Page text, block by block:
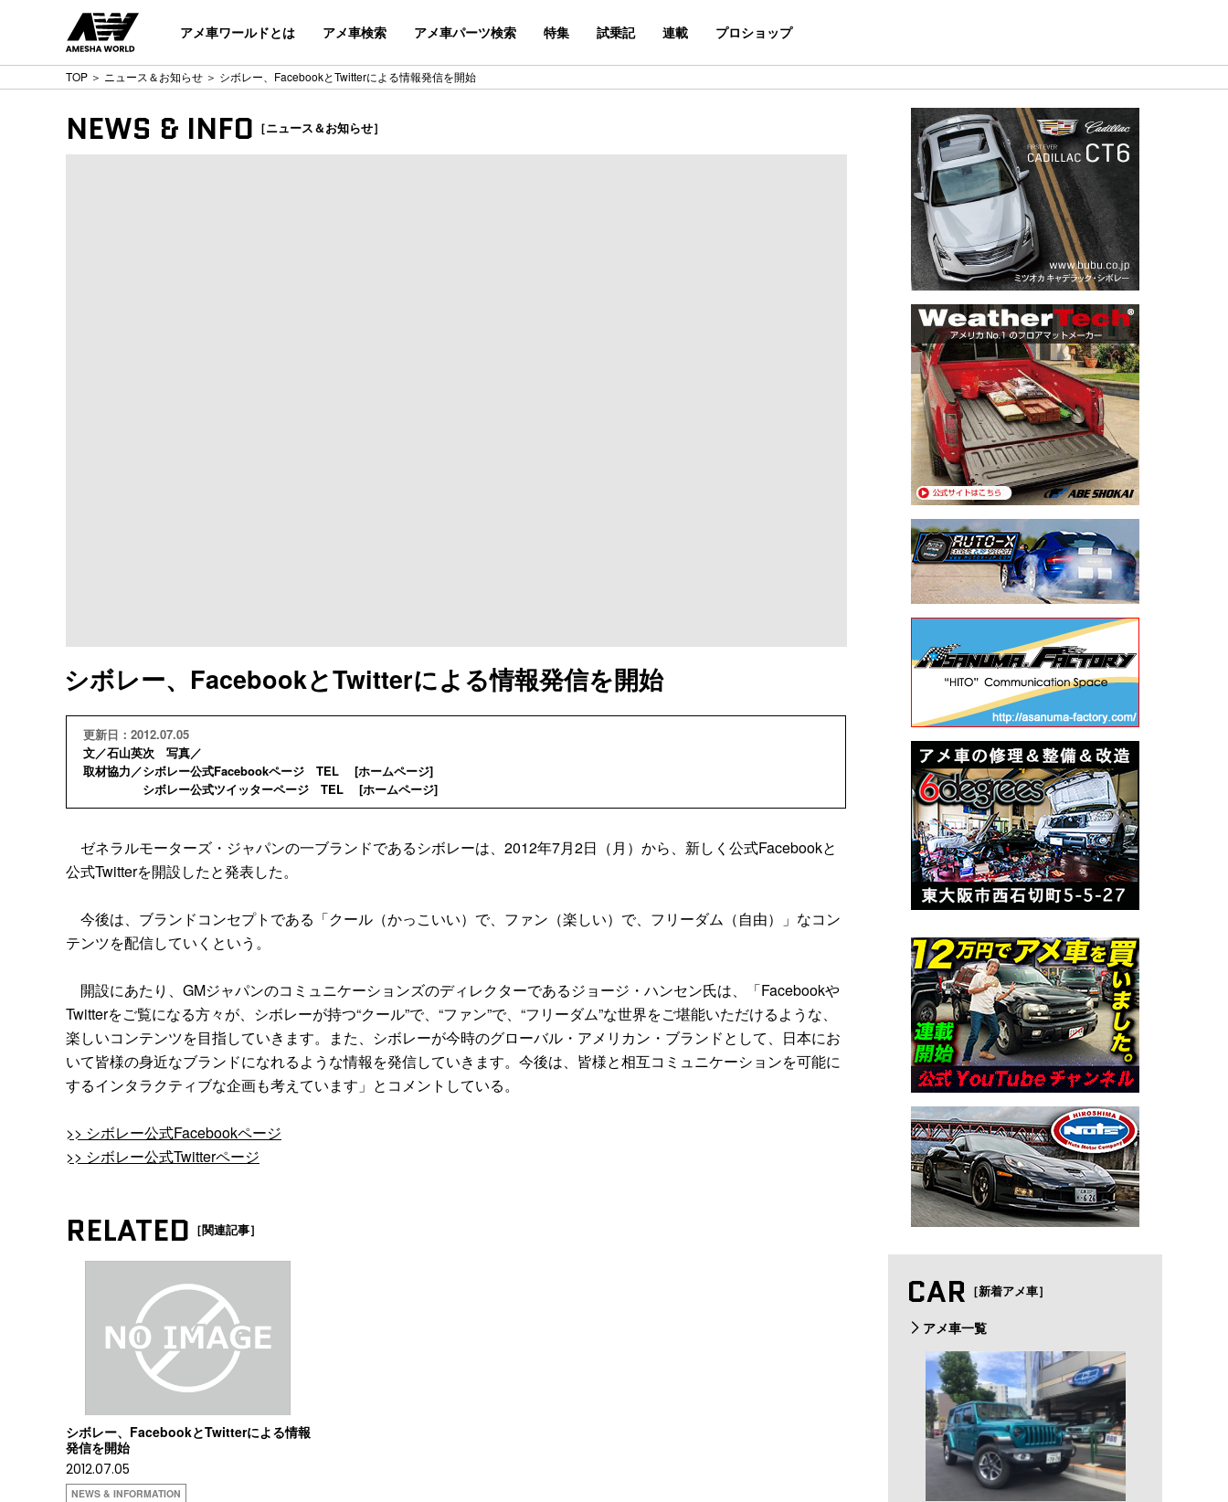
アメ車ワールドとは アメ車検索 アメ車パーツ検索 特集 試乗記 連載 プロショップ
TOP ＞ ニュース＆お知らせ ＞ シボレー、FacebookとTwitterによる情報発信を開始
NEWS & INFO ［ニュース＆お知らせ］
シボレー、FacebookとTwitterによる情報発信を開始
更新日：2012.07.05
文／石山英次 写真／
取材協力／シボレー公式Facebookページ TEL [ホームページ]
シボレー公式ツイッターページ TEL [ホームページ]
ゼネラルモーターズ・ジャパンの一ブランドであるシボレーは、2012年7月2日（月）から、新しく公式Facebookと
公式Twitterを開設したと発表した。
今後は、ブランドコンセプトである「クール（かっこいい）で、ファン（楽しい）で、フリーダム（自由）」なコン
テンツを配信していくという。
開設にあたり、GMジャパンのコミュニケーションズのディレクターであるジョージ・ハンセン氏は、「Facebookや
Twitterをご覧になる方々が、シボレーが持つ“クール”で、“ファン”で、“フリーダム”な世界をご堪能いただけるような、
楽しいコンテンツを目指していきます。また、シボレーが今時のグローバル・アメリカン・ブランドとして、日本にお
いて皆様の身近なブランドになれるような情報を発信していきます。今後は、皆様と相互コミュニケーションを可能に
するインタラクティブな企画も考えています」とコメントしている。
>> シボレー公式Facebookページ
>> シボレー公式Twitterページ
RELATED ［関連記事］
シボレー、FacebookとTwitterによる情報
発信を開始
2012.07.05
NEWS & INFORMATION
CAR ［新着アメ車］
アメ車一覧